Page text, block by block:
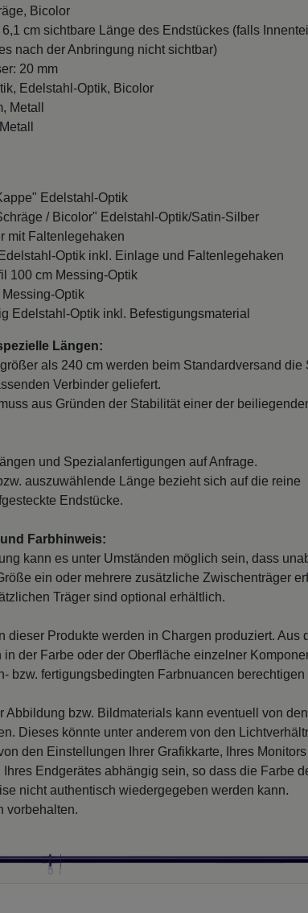
Bicolor
cm sichtbare Länge des Endstückes (falls Innenteil
nach der Anbringung nicht sichtbar)
20 mm
Edelstahl-Optik, Bicolor
Metall
Edelstahl-Optik
/ Bicolor" Edelstahl-Optik/Satin-Silber
mit Faltenlegehaken
Optik inkl. Einlage und Faltenlegehaken
100 cm Messing-Optik
Optik
Edelstahl-Optik inkl. Befestigungsmaterial
Längen:
als 240 cm werden beim Standardversand die
Verbinder geliefert.
aus Gründen der Stabilität einer der
und Spezialanfertigungen auf Anfrage.
auszuwählende Länge bezieht sich auf die reine
Endstücke.
Farbhinweis:
kann es unter Umständen möglich sein, dass
ein oder mehrere zusätzliche Zwischenträger
Träger sind optional erhältlich.
dieser Produkte werden in Chargen produziert. Aus
der Farbe oder der Oberfläche einzelner
bzw. fertigungsbedingten Farbnuancen berechtigen
Abbildung bzw. Bildmaterials kann eventuell von den
Dieses könnte unter anderem von den
den Einstellungen Ihrer Grafikkarte, Ihres
Endgerätes abhängig sein, so dass die Farbe
nicht authentisch wiedergegeben werden kann.
vorbehalten.